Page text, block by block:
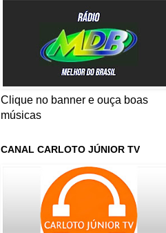
Clique no banner e ouça boas
músicas
CANAL CARLOTO JÚNIOR TV